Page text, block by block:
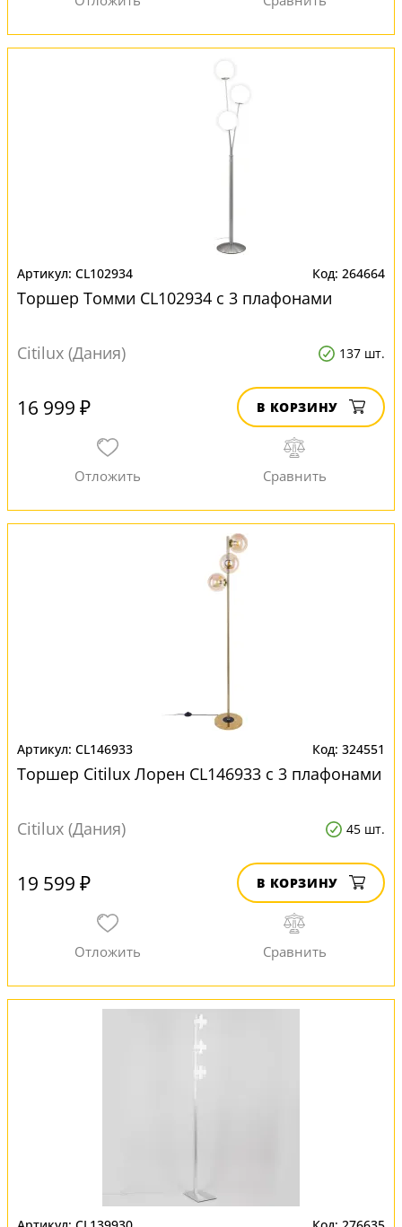
CL102934 264664
Торшер Томми CL102934 с 3 плафонами
Citilux (Дания) 137 шт.
16 999 ₽ В КОРЗИНУ
CL146933 324551
Торшер Citilux Лорен CL146933 с 3 плафонами
Citilux (Дания) 45 шт.
19 599 ₽ В КОРЗИНУ